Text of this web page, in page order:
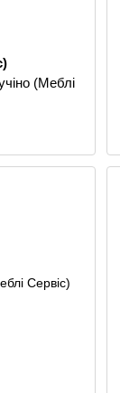
(Меблі